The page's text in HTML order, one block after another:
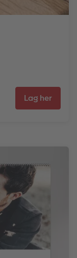
Lag her